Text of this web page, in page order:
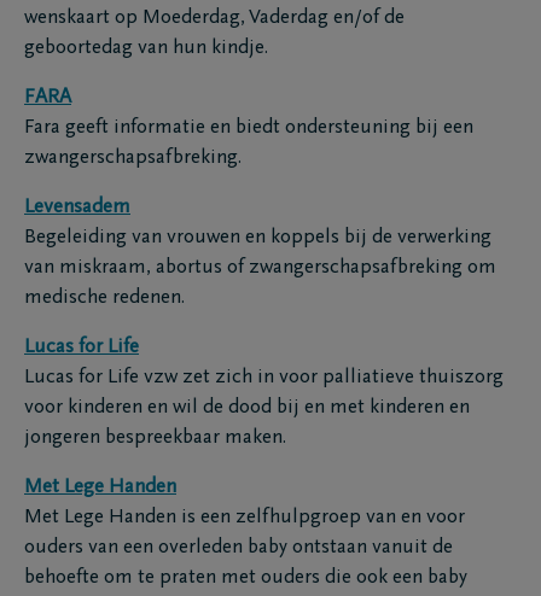
wenskaart op Moederdag, Vaderdag en/of de
geboortedag van hun kindje.
FARA
Fara geeft informatie en biedt ondersteuning bij een
zwangerschapsafbreking.
Levensadem
Begeleiding van vrouwen en koppels bij de verwerking
van miskraam, abortus of zwangerschapsafbreking om
medische redenen.
Lucas for Life
Lucas for Life vzw zet zich in voor palliatieve thuiszorg
voor kinderen en wil de dood bij en met kinderen en
jongeren bespreekbaar maken.
Met Lege Handen
Met Lege Handen is een zelfhulpgroep van en voor
ouders van een overleden baby ontstaan vanuit de
behoefte om te praten met ouders die ook een baby